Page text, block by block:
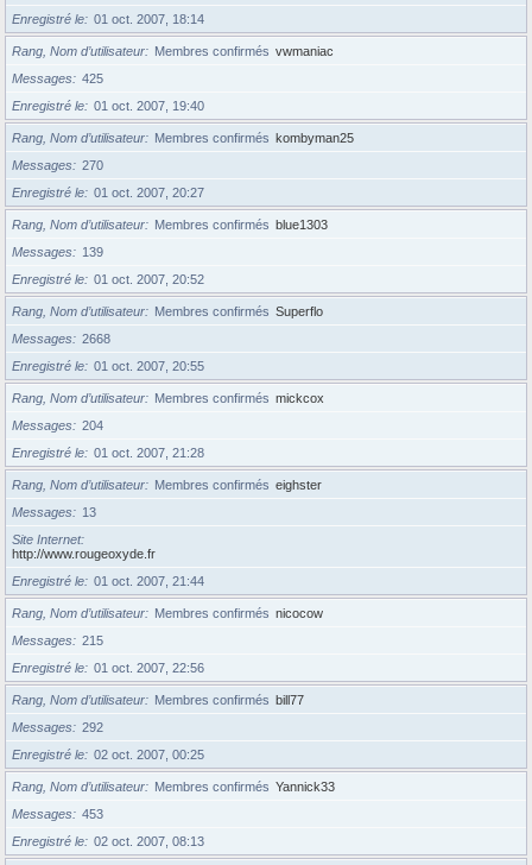
Enregistré le
01 oct. 2007, 18:14
Rang, Nom d’utilisateur Membres confirmés vwmaniac
Messages
425
Enregistré le
01 oct. 2007, 19:40
Rang, Nom d’utilisateur Membres confirmés kombyman25
Messages
270
Enregistré le
01 oct. 2007, 20:27
Rang, Nom d’utilisateur Membres confirmés blue1303
Messages
139
Enregistré le
01 oct. 2007, 20:52
Rang, Nom d’utilisateur Membres confirmés Superflo
Messages
2668
Enregistré le
01 oct. 2007, 20:55
Rang, Nom d’utilisateur Membres confirmés mickcox
Messages
204
Enregistré le
01 oct. 2007, 21:28
Rang, Nom d’utilisateur Membres confirmés eighster
Messages
13
Site Internet
http://www.rougeoxyde.fr
Enregistré le
01 oct. 2007, 21:44
Rang, Nom d’utilisateur Membres confirmés nicocow
Messages
215
Enregistré le
01 oct. 2007, 22:56
Rang, Nom d’utilisateur Membres confirmés bill77
Messages
292
Enregistré le
02 oct. 2007, 00:25
Rang, Nom d’utilisateur Membres confirmés Yannick33
Messages
453
Enregistré le
02 oct. 2007, 08:13